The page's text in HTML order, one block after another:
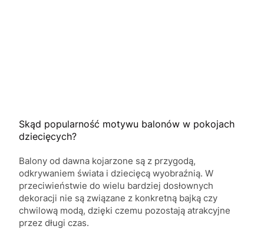
Skąd popularność motywu balonów w pokojach
dziecięcych?
Balony od dawna kojarzone są z przygodą,
odkrywaniem świata i dziecięcą wyobraźnią. W
przeciwieństwie do wielu bardziej dosłownych
dekoracji nie są związane z konkretną bajką czy
chwilową modą, dzięki czemu pozostają atrakcyjne
przez długi czas.